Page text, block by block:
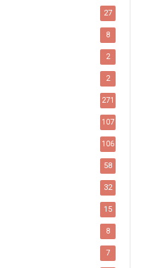
27
8
2
2
271
107
106
58
32
15
8
7